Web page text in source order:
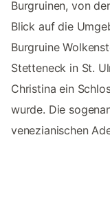
Burgruinen, von
Blick auf die
Burgruine
Stetteneck in St.
Christina ein
wurde. Die
venezianischen